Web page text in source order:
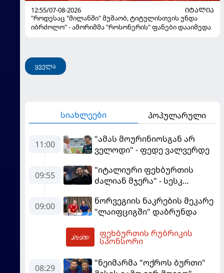
12:55/07-08-2026
ᲘᲢᲐᲚᲘᲐ
"როდესაც "მილანში" მუშაობ, ტიტულისთვის უნდა
იბრძოლო" - ამორიმმა "როსონერის" ფანები დააიმედა
ყველა
სიახლეები პოპულარული
11:00
"ამას მოურინიოსგან არ
ველოდი" - ფედე ვალვერდე
09:55
"იტალიური ფეხბურთის
ძალიან მჯერა" - სესკ
09:00
ნორვეგიის ნაკრების მეკარე
"ლაიფციგში" დაბრუნდა
ფეხბურთის რუბრიკის
სპონსორი
08:29
"ნეიმარმა "ოქროს ბურთი"